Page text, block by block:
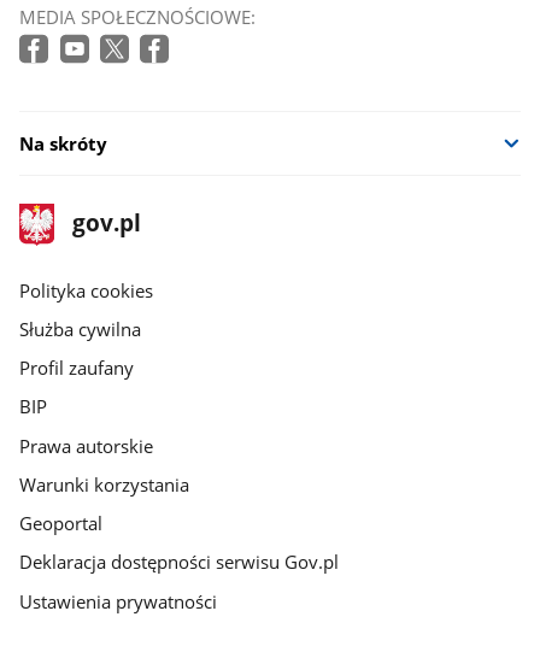
MEDIA SPOŁECZNOŚCIOWE:
Na skróty
stopka
gov.pl
Strona
gov.pl
gov.pl
Polityka cookies
Służba cywilna
Profil zaufany
BIP
Prawa autorskie
Warunki korzystania
Geoportal
Deklaracja dostępności serwisu Gov.pl
Ustawienia prywatności